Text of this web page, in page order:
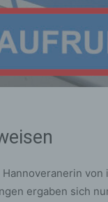
von
ergaben sich